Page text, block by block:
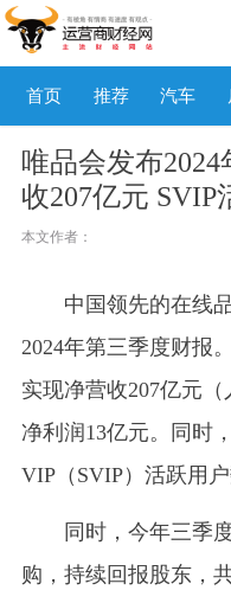
首页 推荐 汽车
唯品会发布
收207亿元
本文作者：
中国领先的在线
2024年第三季度财报
实现净营收207亿元
净利润13亿元。同时
VIP（SVIP）活跃用户
同时，今年三季
购，持续回报股东，